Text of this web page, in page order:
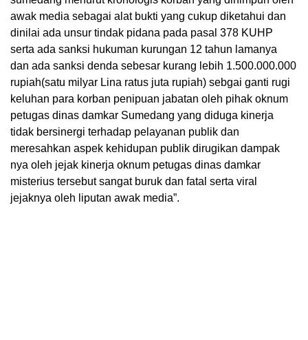
awak media sebagai alat bukti yang cukup diketahui dan
dinilai ada unsur tindak pidana pada pasal 378 KUHP
serta ada sanksi hukuman kurungan 12 tahun lamanya
dan ada sanksi denda sebesar kurang lebih 1.500.000.000
rupiah(satu milyar Lina ratus juta rupiah) sebgai ganti rugi
keluhan para korban penipuan jabatan oleh pihak oknum
petugas dinas damkar Sumedang yang diduga kinerja
tidak bersinergi terhadap pelayanan publik dan
meresahkan aspek kehidupan publik dirugikan dampak
nya oleh jejak kinerja oknum petugas dinas damkar
misterius tersebut sangat buruk dan fatal serta viral
jejaknya oleh liputan awak media”.